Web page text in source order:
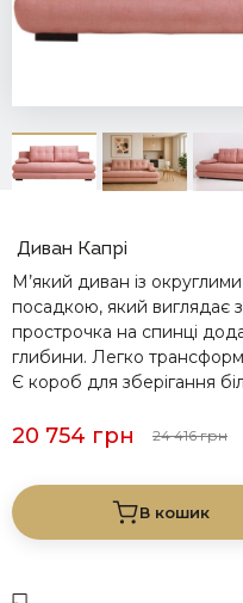
Диван Капрі
М’який диван із
посадкою, який виглядає
прострочка на спинці
глибини. Легко
Є короб для зберігання
20 754 грн 24 416 грн
В кошик